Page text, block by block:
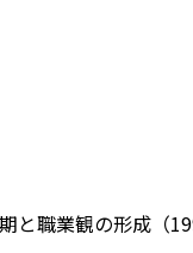
職業観の形成（